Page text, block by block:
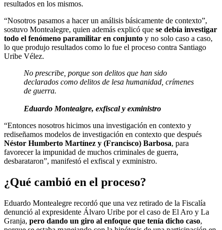
resultados en los mismos.
“Nosotros pasamos a hacer un análisis básicamente de contexto”,
sostuvo Montealegre, quien además explicó que se debía investigar
todo el fenómeno paramilitar en conjunto y no solo caso a caso,
lo que produjo resultados como lo fue el proceso contra Santiago
Uribe Vélez.
No prescribe, porque son delitos que han sido
declarados como delitos de lesa humanidad, crímenes
de guerra.
Eduardo Montealgre, exfiscal y exministro
“Entonces nosotros hicimos una investigación en contexto y
rediseñamos modelos de investigación en contexto que después
Néstor Humberto Martínez y (Francisco) Barbosa, para
favorecer la impunidad de muchos criminales de guerra,
desbarataron”, manifestó el exfiscal y exministro.
¿Qué cambió en el proceso?
Eduardo Montealegre recordó que una vez retirado de la Fiscalía
denunció al expresidente Álvaro Uribe por el caso de El Aro y La
Granja, pero dando un giro al enfoque que tenía dicho caso,